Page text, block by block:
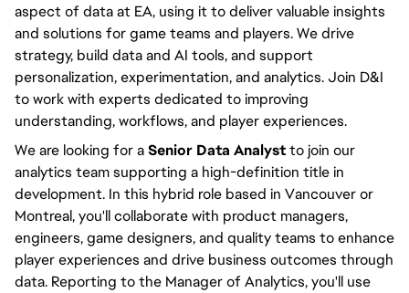
aspect of data at EA, using it to deliver valuable insights
and solutions for game teams and players. We drive
strategy, build data and AI tools, and support
personalization, experimentation, and analytics. Join D&I
to work with experts dedicated to improving
understanding, workflows, and player experiences.
We are looking for aSenior Data Analystto join our
analytics team supporting a high-definition title in
development. In this hybrid role based in Vancouver or
Montreal, you'll collaborate with product managers,
engineers, game designers, and quality teams to enhance
player experiences and drive business outcomes through
data. Reporting to the Manager of Analytics, you'll use